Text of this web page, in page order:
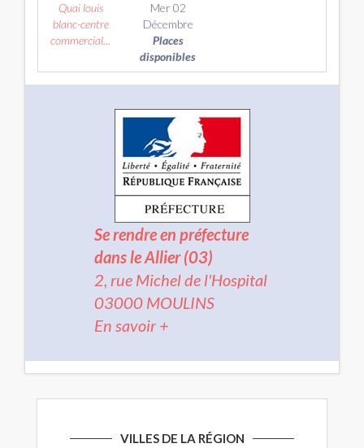
Quai louis
blanc-centre
commercial...
Mer 02
Décembre
Places
disponibles
Se rendre en préfecture
dans le Allier (03)
2, rue Michel de l'Hospital
03000 MOULINS
En savoir +
VILLES DE LA RÉGION